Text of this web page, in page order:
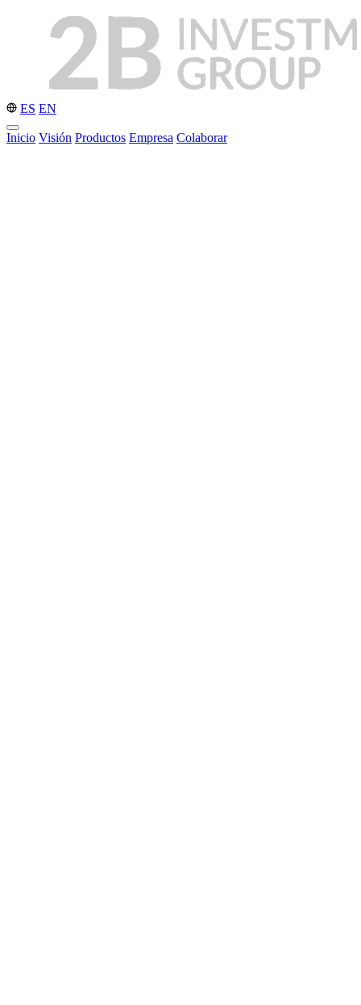
ES EN
Inicio Visión Productos Empresa Colaborar